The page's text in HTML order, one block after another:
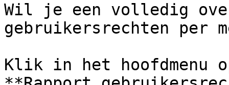
Wil je een volledig
gebruikersrechten per
Klik in het hoofdmenu